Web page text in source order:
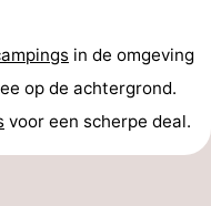
in de omgeving
op de achtergrond.
voor een scherpe deal.